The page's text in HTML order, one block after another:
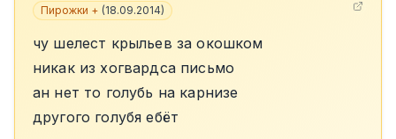
Пирожки + (18.09.2014)
чу шелест крыльев за окошком
никак из хогвардса письмо
ан нет то голубь на карнизе
другого голубя ебёт